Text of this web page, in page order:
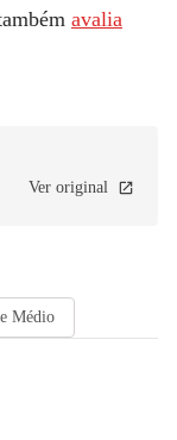
avalia
Ver original
Médio